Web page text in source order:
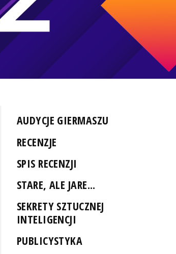
AUDYCJE GIERMASZU
RECENZJE
SPIS RECENZJI
STARE, ALE JARE...
SEKRETY SZTUCZNEJ
INTELIGENCJI
PUBLICYSTYKA